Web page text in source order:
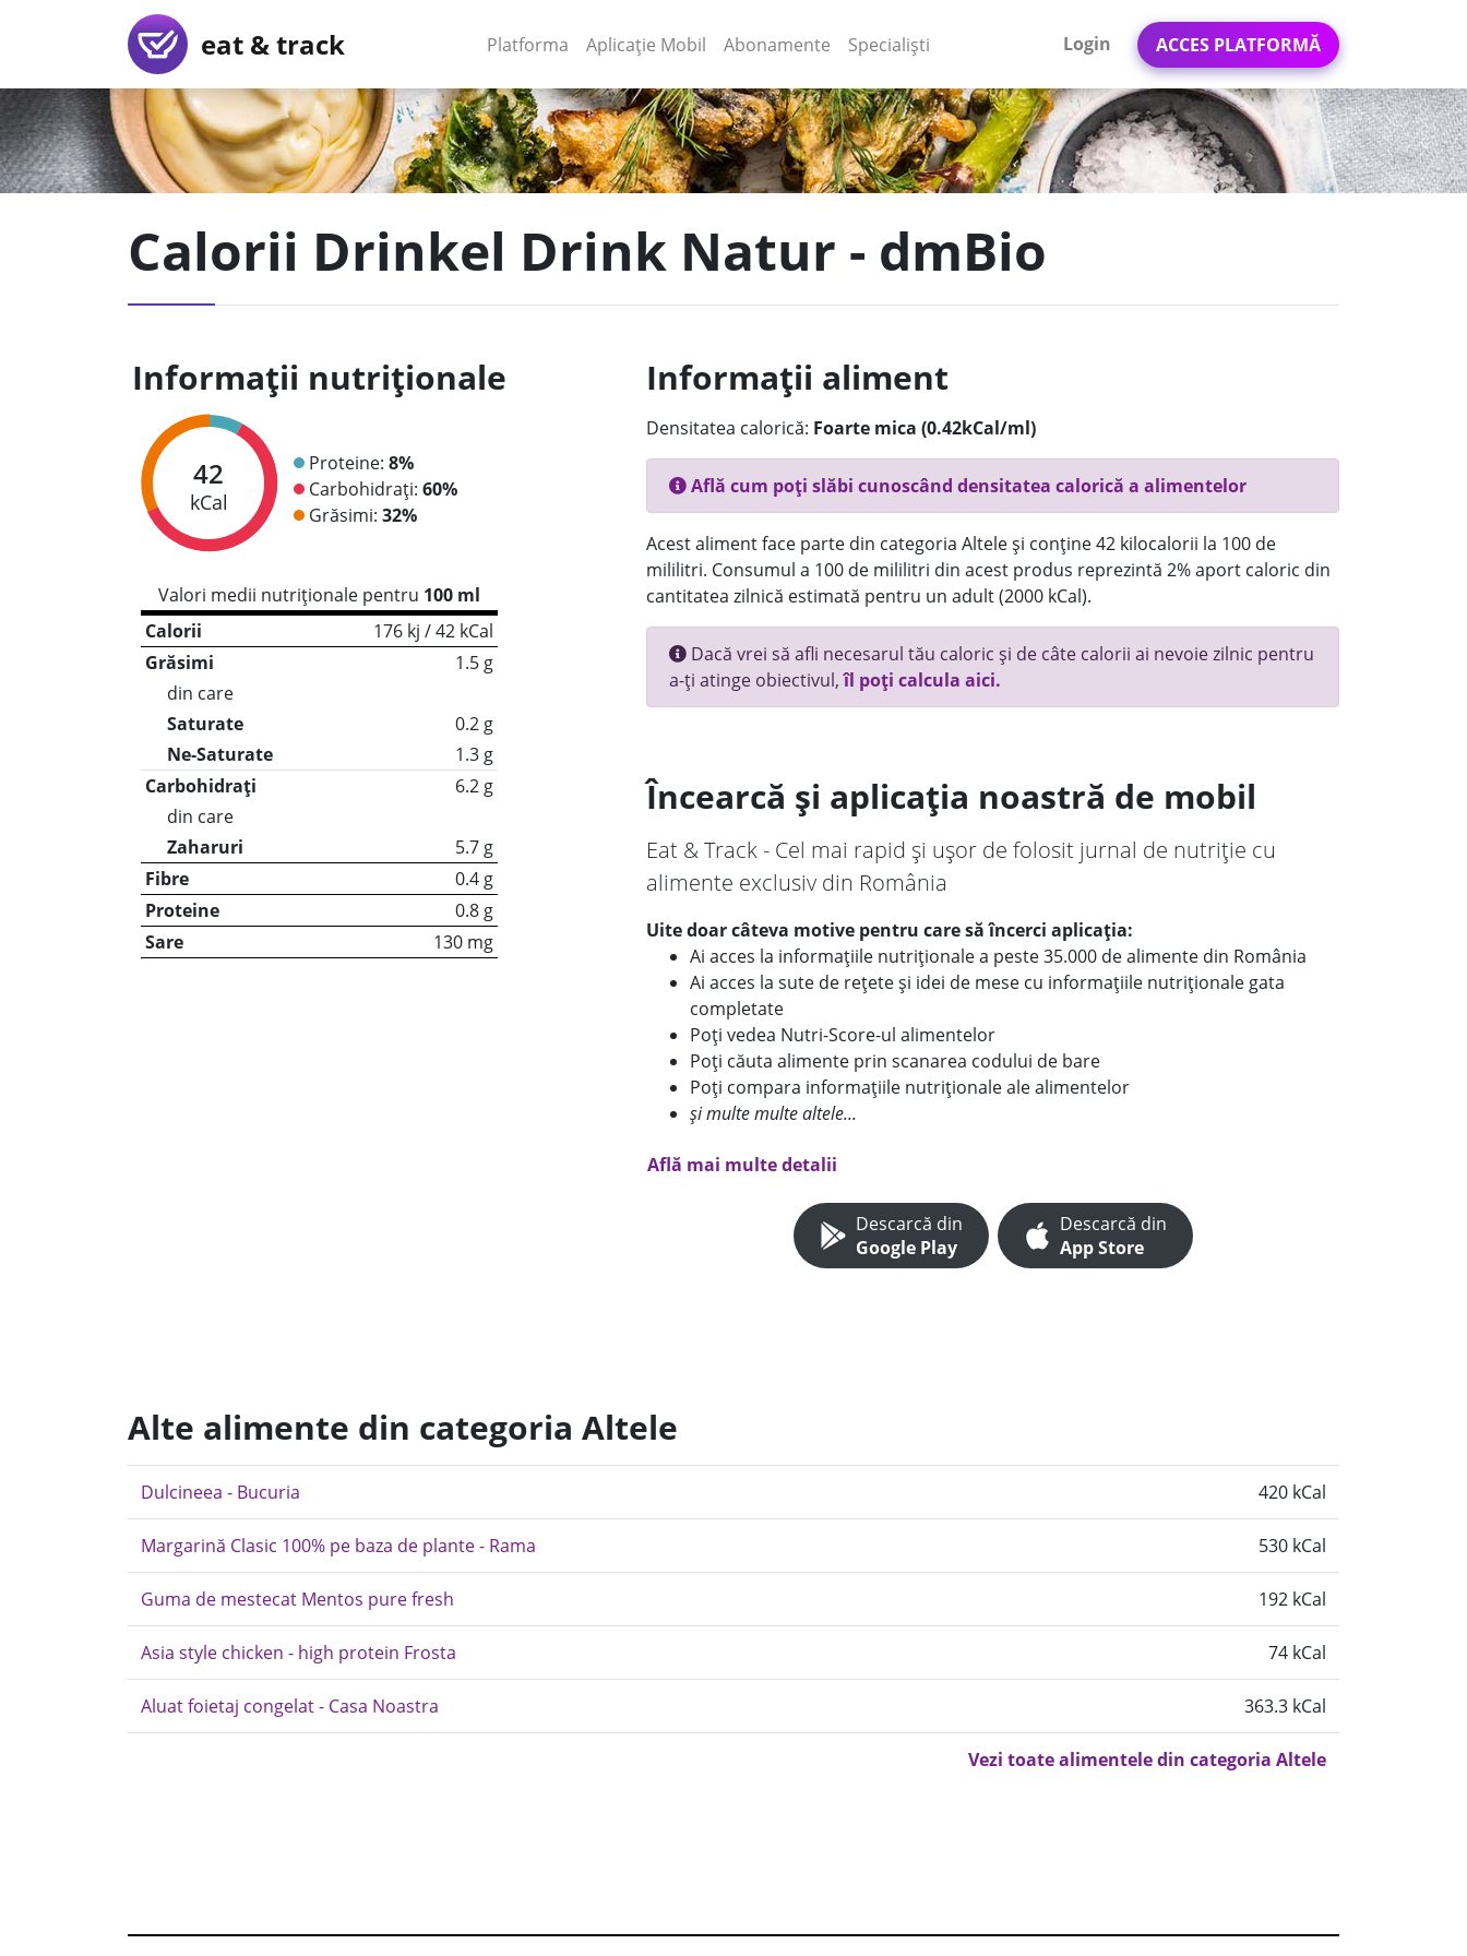
eat & track Platforma (current)
Aplicație Mobil (current)
Abonamente Specialiști Login ACCES PLATFORMĂ
Calorii Drinkel Drink Natur - dmBio
Informații nutriționale
42
kCal
Proteine: 8%
Carbohidrați: 60%
Grăsimi: 32%
Valori medii nutriționale pentru 100 ml
Calorii
176 kj / 42 kCal
Grăsimi
1.5 g
din care
Saturate
0.2 g
Ne-Saturate
1.3 g
Carbohidrați
6.2 g
din care
Zaharuri
5.7 g
Fibre
0.4 g
Proteine
0.8 g
Sare
130 mg
Informații aliment
Densitatea calorică: Foarte mica (0.42kCal/ml)
Află cum poți slăbi cunoscând densitatea calorică a alimentelor
Acest aliment face parte din categoria Altele și conține 42 kilocalorii la 100 de
mililitri. Consumul a 100 de mililitri din acest produs reprezintă 2% aport caloric din
cantitatea zilnică estimată pentru un adult (2000 kCal).
Dacă vrei să afli necesarul tău caloric și de câte calorii ai nevoie zilnic pentru
a-ți atinge obiectivul,îl poți calcula aici.
Încearcă și aplicația noastră de mobil
Eat & Track - Cel mai rapid și ușor de folosit jurnal de nutriție cu
alimente exclusiv din România
Uite doar câteva motive pentru care să încerci aplicația:
Ai acces la informațiile nutriționale a peste 35.000 de alimente din România
Ai acces la sute de rețete și idei de mese cu informațiile nutriționale gata
completate
Poți vedea Nutri-Score-ul alimentelor
Poți căuta alimente prin scanarea codului de bare
Poți compara informațiile nutriționale ale alimentelor
și multe multe altele...
Află mai multe detalii
Descarcă din
Google Play
Descarcă din
App Store
Alte alimente din categoria Altele
Dulcineea - Bucuria 420 kCal
Margarină Clasic 100% pe baza de plante - Rama 530 kCal
Guma de mestecat Mentos pure fresh 192 kCal
Asia style chicken - high protein Frosta 74 kCal
Aluat foietaj congelat - Casa Noastra 363.3 kCal
Vezi toate alimentele din categoria Altele